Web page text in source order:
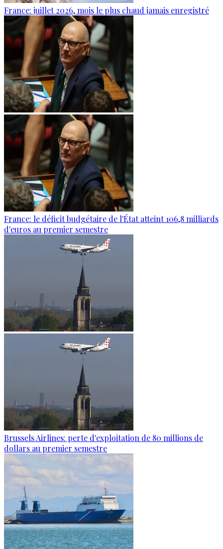
France: juillet 2026, mois le plus chaud jamais enregistré
France: le déficit budgétaire de l'État atteint 106,8 milliards
d'euros au premier semestre
Brussels Airlines: perte d'exploitation de 80 millions de
dollars au premier semestre